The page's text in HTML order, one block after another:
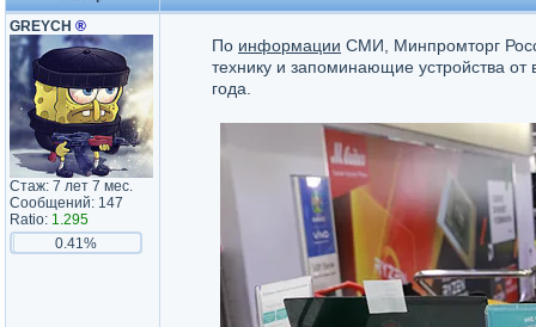
GREYCH ®
Стаж: 7 лет 7 мес.
Сообщений: 147
Ratio: 1.295
0.41%
По информации СМИ, Минпромторг
технику и запоминающие устройства
года.